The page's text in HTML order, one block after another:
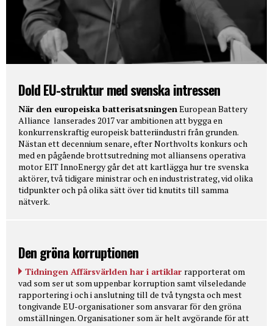
Dold EU-struktur med svenska intressen
När den europeiska batterisatsningenEuropean Battery
Alliance lanserades 2017 var ambitionen att bygga en
konkurrenskraftig europeisk batteriindustri från grunden.
Nästan ett decennium senare, efter Northvolts konkurs och
med en pågående brottsutredning mot alliansens operativa
motor EIT InnoEnergy går det att kartlägga hur tre svenska
aktörer, två tidigare ministrar och en industristrateg, vid olika
tidpunkter och på olika sätt över tid knutits till samma
nätverk.
Den gröna korruptionen
Tidningen Affärsvärlden har i artiklar rapporterat om
vad som ser ut som uppenbar korruption samt vilseledande
rapportering i och i anslutning till de två tyngsta och mest
tongivande EU-organisationer som ansvarar för den gröna
omställningen. Organisationer som är helt avgörande för att